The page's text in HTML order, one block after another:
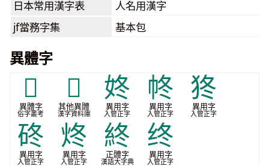
日本常用漢字表 人名用漢字
jf當務字集 基本包
異體字
𢫝
異體字
俗字叢考
𬄲
其他異體
漢字資料庫
㚵
異用字
入管正字
㠽
異用字
入管正字
㹣
異用字
入管正字
䂢
異用字
入管正字
炵
異用字
入管正字
終
正體字
漢語大字典
终
異用字
入管正字